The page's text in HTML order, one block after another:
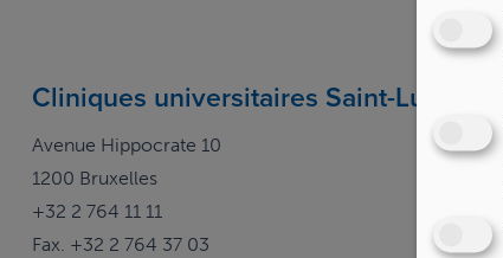
Cliniques universitaires Saint-Luc
Avenue Hippocrate 10
1200 Bruxelles
+32 2 764 11 11
Fax. +32 2 764 37 03